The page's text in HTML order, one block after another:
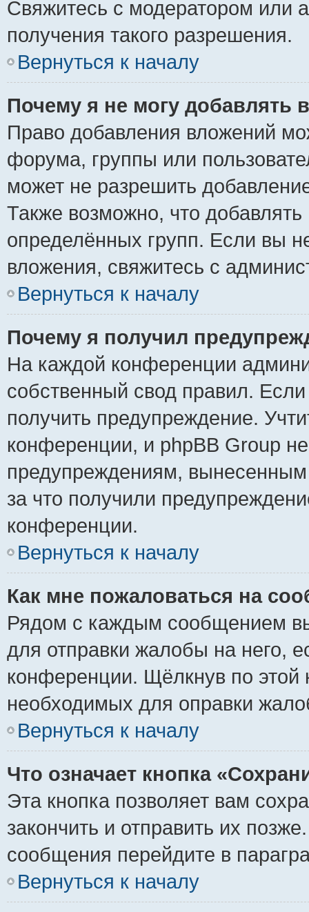
Свяжитесь с модератором или
получения такого разрешения.
Вернуться к началу
Почему я не могу добавлять
Право добавления вложений
форума, группы или
может не разрешить
Также возможно, что
определённых групп. Если вы
вложения, свяжитесь с
Вернуться к началу
Почему я получил
На каждой конференции
собственный свод правил.
получить предупреждение.
конференции, и phpBB Group
предупреждениям,
за что получили
конференции.
Вернуться к началу
Как мне пожаловаться на
Рядом с каждым сообщением
для отправки жалобы на него,
конференции. Щёлкнув по этой
необходимых для оправки
Вернуться к началу
Что означает кнопка
Эта кнопка позволяет вам
закончить и отправить их
сообщения перейдите в
Вернуться к началу